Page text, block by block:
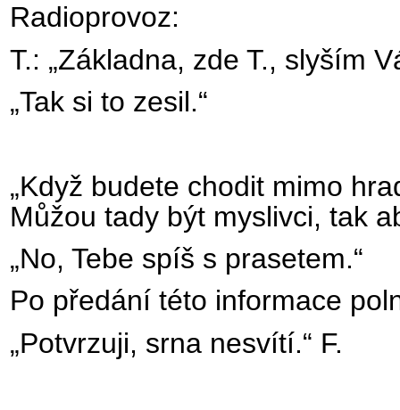
Radioprovoz:
T.: „Základna, zde T., slyším
„Tak si to zesil.“
„Když budete chodit mimo
Můžou tady být myslivci, tak
„No, Tebe spíš s prasetem.“
Po předání této informace
„Potvrzuji, srna nesvítí.“ F.